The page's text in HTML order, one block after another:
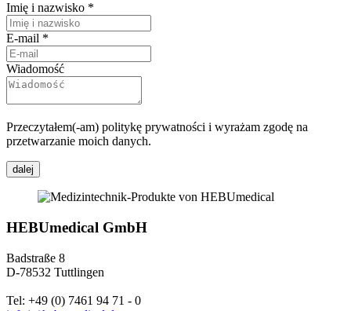
Imię i nazwisko *
E-mail *
Wiadomość
Przeczytałem(-am) politykę prywatności i wyrażam zgodę na
przetwarzanie moich danych.
dalej
HEBUmedical GmbH
Badstraße 8
D-78532 Tuttlingen
Tel: +49 (0) 7461 94 71 - 0